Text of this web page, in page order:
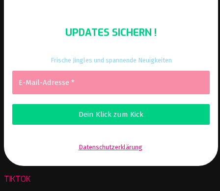
UPDATES SICHERN !
Frische Jingles und spannende Neuigkeiten
Datenschutzerklärung.
TIKTOK